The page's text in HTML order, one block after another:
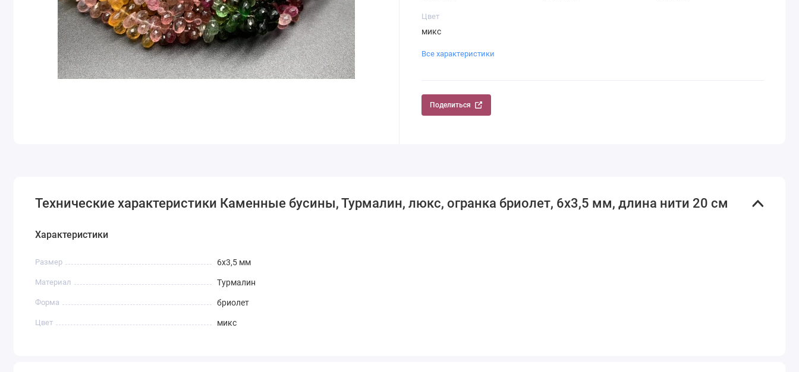
Цвет
микс
Все характеристики
Поделиться
Технические характеристики Каменные бусины, Турмалин, люкс, огранка бриолет, 6х3,5 мм, длина нити 20 см
Характеристики
Размер 6х3,5 мм
Материал Турмалин
Форма бриолет
Цвет микс